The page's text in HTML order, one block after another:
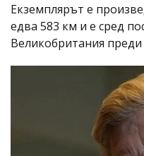
Екземплярът е
едва 583 км и е сред
Великобритания